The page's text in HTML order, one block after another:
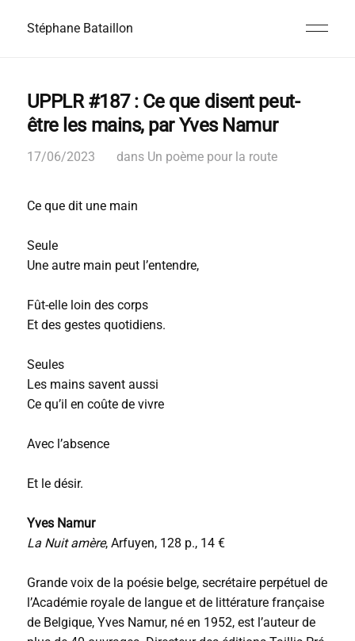
Stéphane Bataillon
UPPLR #187 : Ce que disent peut-
être les mains, par Yves Namur
17/06/2023 dans Un poème pour la route
Ce que dit une main
Seule
Une autre main peut l’entendre,
Fût-elle loin des corps
Et des gestes quotidiens.
Seules
Les mains savent aussi
Ce qu’il en coûte de vivre
Avec l’absence
Et le désir.
Yves Namur
La Nuit amère, Arfuyen, 128 p., 14 €
Grande voix de la poésie belge, secrétaire perpétuel de
l’Académie royale de langue et de littérature française
de Belgique, Yves Namur, né en 1952, est l’auteur de